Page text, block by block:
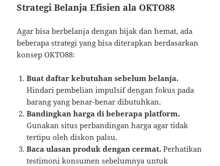
Strategi Belanja Efisien ala OKTO88
Agar bisa berbelanja dengan bijak dan hemat, ada
beberapa strategi yang bisa diterapkan berdasarkan
konsep OKTO88:
Buat daftar kebutuhan sebelum belanja.
Hindari pembelian impulsif dengan fokus pada
barang yang benar-benar dibutuhkan.
Bandingkan harga di beberapa platform.
Gunakan situs perbandingan harga agar tidak
tertipu oleh diskon palsu.
Baca ulasan produk dengan cermat. Perhatikan
testimoni konsumen sebelumnya untuk